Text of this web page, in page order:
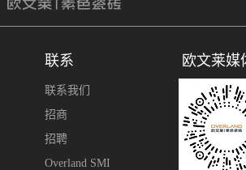
联系
联系我们
招商
招聘
Overland SMI
欧文莱媒